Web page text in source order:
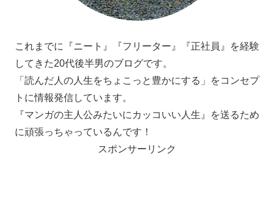
これまでに『ニート』『フリーター』『正社員』を経験
してきた20代後半男のブログです。
「読んだ人の人生をちょこっと豊かにする」をコンセプ
トに情報発信しています。
『マンガの主人公みたいにカッコいい人生』を送るため
に頑張っちゃっているんです！
スポンサーリンク